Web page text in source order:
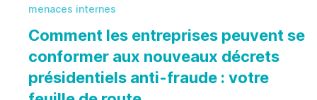
menaces internes
Comment les entreprises peuvent se
conformer aux nouveaux décrets
présidentiels anti-fraude : votre